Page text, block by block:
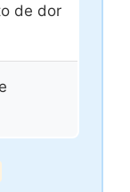
de dor